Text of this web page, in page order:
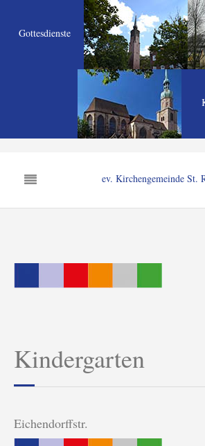
Gottesdienste
ev. Kirchengemeinde St.
Kindergarten
Eichendorffstr.